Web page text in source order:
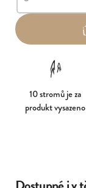
10 stromů je za
produkt vysazeno